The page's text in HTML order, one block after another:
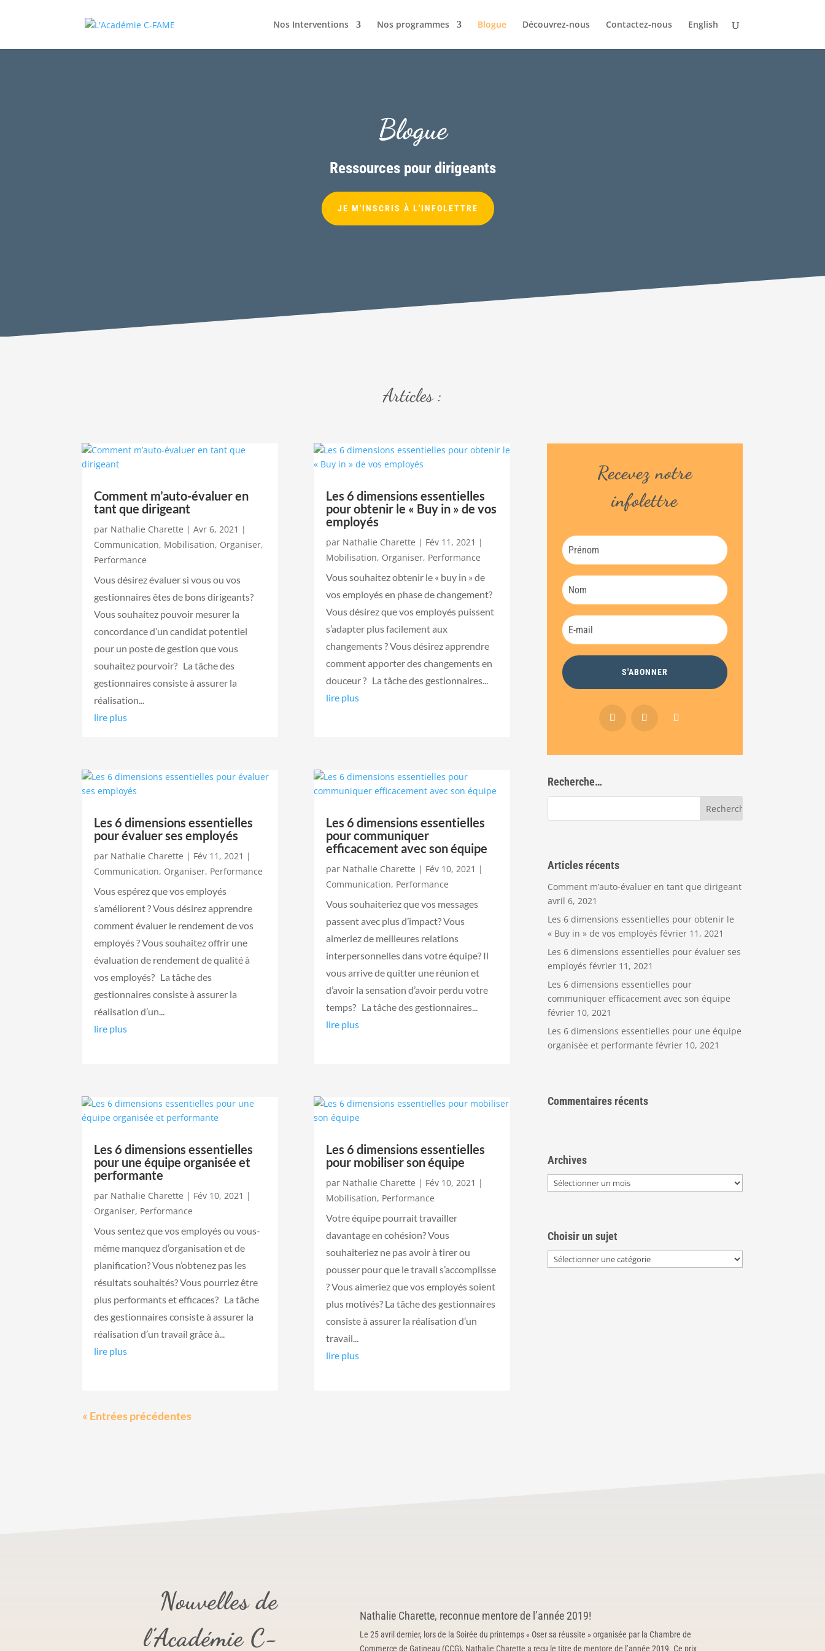
Nos Interventions Nos programmes Blogue Découvrez-nous Contactez-nous English
Blogue
Ressources pour dirigeants
JE M'INSCRIS À L'INFOLETTRE
Articles :
Comment m’auto-évaluer en
tant que dirigeant
par Nathalie Charette |Avr 6, 2021 |
Communication, Mobilisation, Organiser,
Performance
Vous désirez évaluer si vous ou vos
gestionnaires êtes de bons dirigeants?
Vous souhaitez pouvoir mesurer la
concordance d’un candidat potentiel
pour un poste de gestion que vous
souhaitez pourvoir? La tâche des
gestionnaires consiste à assurer la
réalisation...
lire plus
Les 6 dimensions essentielles
pour évaluer ses employés
par Nathalie Charette | Fév 11, 2021 |
Communication, Organiser, Performance
Vous espérez que vos employés
s’améliorent ? Vous désirez apprendre
comment évaluer le rendement de vos
employés ? Vous souhaitez offrir une
évaluation de rendement de qualité à
vos employés? La tâche des
gestionnaires consiste à assurer la
réalisation d’un...
lire plus
Les 6 dimensions essentielles
pour une équipe organisée et
performante
par Nathalie Charette | Fév 10, 2021 |
Organiser, Performance
Vous sentez que vos employés ou vous-
même manquez d’organisation et de
planification? Vous n’obtenez pas les
résultats souhaités? Vous pourriez être
plus performants et efficaces? La tâche
des gestionnaires consiste à assurer la
réalisation d’un travail grâce à...
lire plus
Les 6 dimensions essentielles
pour obtenir le « Buy in » de vos
employés
par Nathalie Charette | Fév 11, 2021 |
Mobilisation, Organiser, Performance
Vous souhaitez obtenir le « buy in » de
vos employés en phase de changement?
Vous désirez que vos employés puissent
s’adapter plus facilement aux
changements ? Vous désirez apprendre
comment apporter des changements en
douceur ? La tâche des gestionnaires...
lire plus
Les 6 dimensions essentielles
pour communiquer
efficacement avec son équipe
par Nathalie Charette | Fév 10, 2021 |
Communication, Performance
Vous souhaiteriez que vos messages
passent avec plus d’impact? Vous
aimeriez de meilleures relations
interpersonnelles dans votre équipe? Il
vous arrive de quitter une réunion et
d’avoir la sensation d’avoir perdu votre
temps? La tâche des gestionnaires...
lire plus
Les 6 dimensions essentielles
pour mobiliser son équipe
par Nathalie Charette | Fév 10, 2021 |
Mobilisation, Performance
Votre équipe pourrait travailler
davantage en cohésion? Vous
souhaiteriez ne pas avoir à tirer ou
pousser pour que le travail s’accomplisse
? Vous aimeriez que vos employés soient
plus motivés? La tâche des gestionnaires
consiste à assurer la réalisation d’un
travail...
lire plus
« Entrées précédentes
Recevez notre
infolettre
S'ABONNER
Recherche…
Articles récents
Comment m’auto-évaluer en tant que dirigeant
avril 6, 2021
Les 6 dimensions essentielles pour obtenir le
« Buy in » de vos employés février 11, 2021
Les 6 dimensions essentielles pour évaluer ses
employés février 11, 2021
Les 6 dimensions essentielles pour
communiquer efficacement avec son équipe
février 10, 2021
Les 6 dimensions essentielles pour une équipe
organisée et performante février 10, 2021
Commentaires récents
Archives
Archives
Choisir un sujet
Choisir
un
Nouvelles de
l’Académie C-
Nathalie Charette, reconnue mentore de l’année 2019!
Le 25 avril dernier, lors de la Soirée du printemps « Oser sa réussite » organisée par la Chambre de
Commerce de Gatineau (CCG), Nathalie Charette a reçu le titre de mentore de l’année 2019. Ce prix